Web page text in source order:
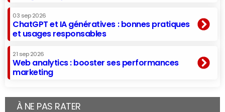
03 sep 2026
ChatGPT et IA génératives : bonnes pratiques
et usages responsables
21 sep 2026
Web analytics : booster ses performances
marketing
À NE PAS RATER